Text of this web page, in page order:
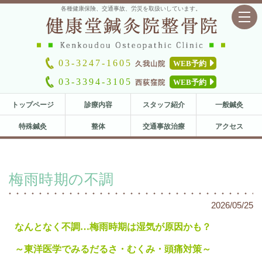
各種健康保険、交通事故、労災を取扱いしています。
03-3247-1605 久我山院 WEB予約
03-3394-3105 西荻窪院 WEB予約
トップページ 診療内容 スタッフ紹介 一般鍼灸
特殊鍼灸 整体 交通事故治療 アクセス
梅雨時期の不調
2026/05/25
なんとなく不調…梅雨時期は湿気が原因かも？
～東洋医学でみるだるさ・むくみ・頭痛対策～